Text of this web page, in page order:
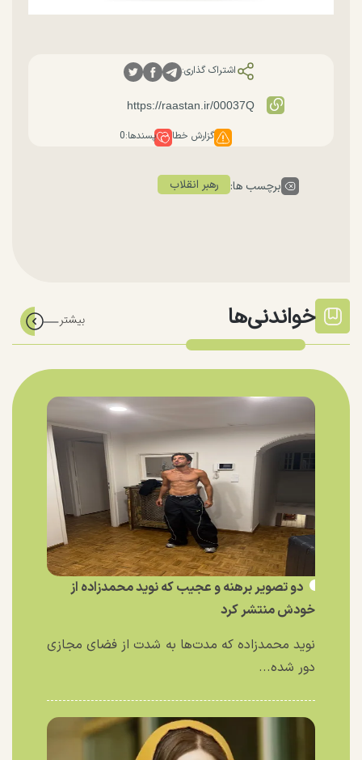
اشتراک گذاری:
گزارش خطا پسندها:0
برچسب ها: رهبر انقلاب
خواندنی‌ها
دو تصویر برهنه و عجیب که نوید محمدزاده از
خودش منتشر کرد
نوید محمدزاده که مدت‌ها به شدت از فضای مجازی
دور شده...